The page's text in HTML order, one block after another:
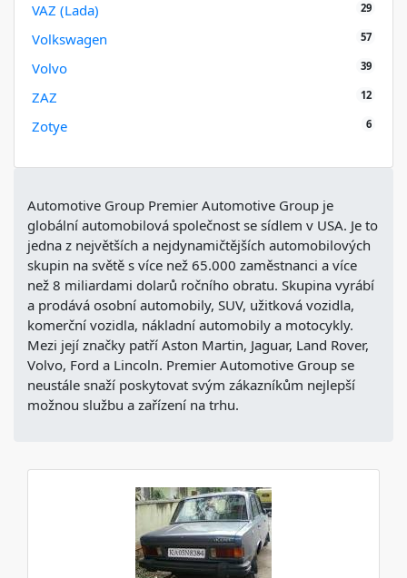
VAZ (Lada) 29
Volkswagen 57
Volvo 39
ZAZ 12
Zotye 6
Automotive Group Premier Automotive Group je
globální automobilová společnost se sídlem v USA. Je to
jedna z největších a nejdynamičtějších automobilových
skupin na světě s více než 65.000 zaměstnanci a více
než 8 miliardami dolarů ročního obratu. Skupina vyrábí
a prodává osobní automobily, SUV, užitková vozidla,
komerční vozidla, nákladní automobily a motocykly.
Mezi její značky patří Aston Martin, Jaguar, Land Rover,
Volvo, Ford a Lincoln. Premier Automotive Group se
neustále snaží poskytovat svým zákazníkům nejlepší
možnou službu a zařízení na trhu.